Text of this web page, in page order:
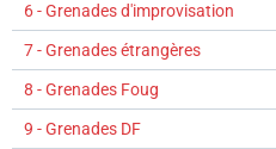
6 - Grenades d'improvisation
7 - Grenades étrangères
8 - Grenades Foug
9 - Grenades DF